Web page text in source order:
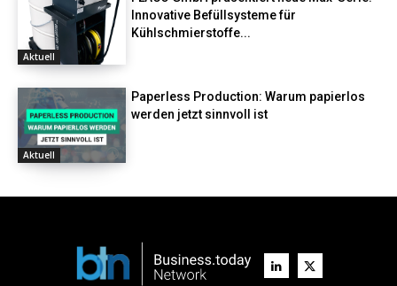
Aktuell
Innovative Befüllsysteme für
Kühlschmierstoffe...
Aktuell
Paperless Production: Warum papierlos
werden jetzt sinnvoll ist